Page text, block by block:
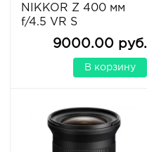
NIKKOR Z 400 мм
f/4.5 VR S
9000.00 руб.
В корзину